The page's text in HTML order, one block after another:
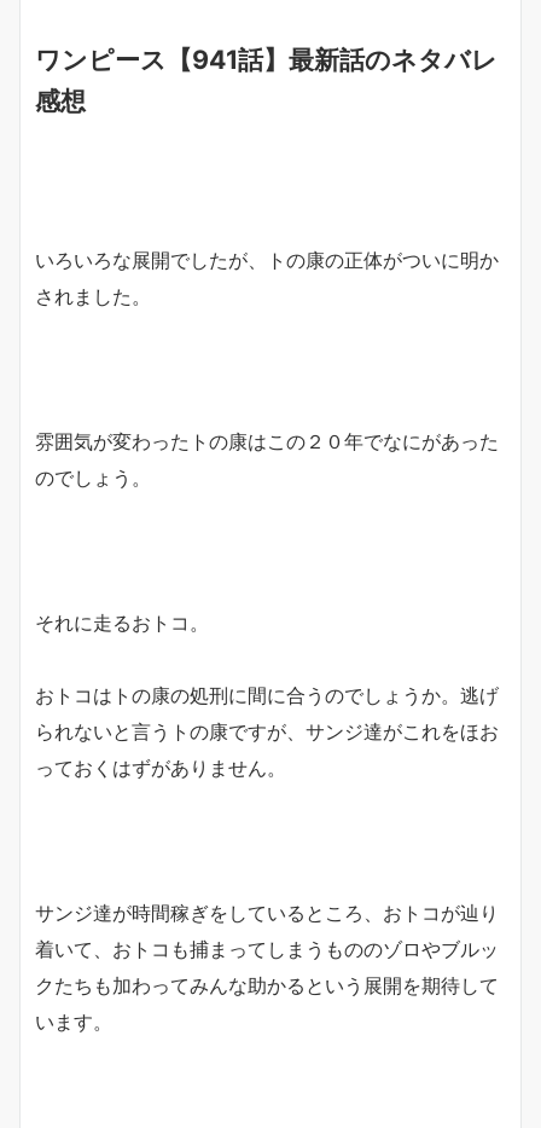
ワンピース【941話】最新話のネタバレ
感想
いろいろな展開でしたが、トの康の正体がついに明か
されました。
雰囲気が変わったトの康はこの２０年でなにがあった
のでしょう。
それに走るおトコ。
おトコはトの康の処刑に間に合うのでしょうか。逃げ
られないと言うトの康ですが、サンジ達がこれをほお
っておくはずがありません。
サンジ達が時間稼ぎをしているところ、おトコが辿り
着いて、おトコも捕まってしまうもののゾロやブルッ
クたちも加わってみんな助かるという展開を期待して
います。